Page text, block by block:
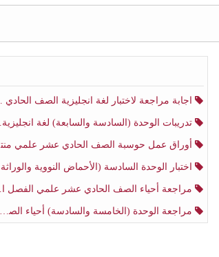
اجابة مراجعة لاختبار لغة انجليزية الصف الحادي عشر أدبي منتصف الفصل الثاني
تدريبات الوحدة (السادسة والسابعة) لغة انجليزية الصف الحادي عشر أدبي الفصل الثاني
أوراق عمل حوسبة الصف الحادي عشر علمي منتصف الفصل الثاني
اختبار الوحدة السادسة (الأحماض النووية والوراثة) أحياء الصف الحادي عشر علمي منتصف الفصل الثاني
مراجعة أحياء الصف الحادي عشر علمي الفصل الثاني
مراجعة الوحدة (الخامسة والسادسة) أحياء الصف الحادي عشر علمي منتصف الفصل الثاني